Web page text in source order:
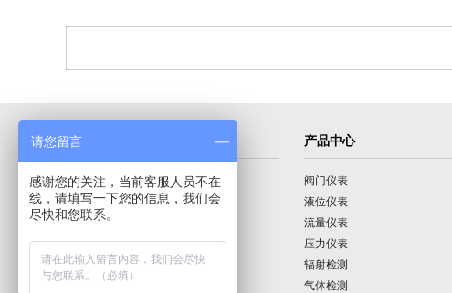
导航菜单
首页
公司介绍
产品展示
技术园地
行业动态
产品中心
阀门仪表
液位仪表
流量仪表
压力仪表
辐射检测
气体检测
请您留言
感谢您的关注，当前客服人员不在
线，请填写一下您的信息，我们会
尽快和您联系。